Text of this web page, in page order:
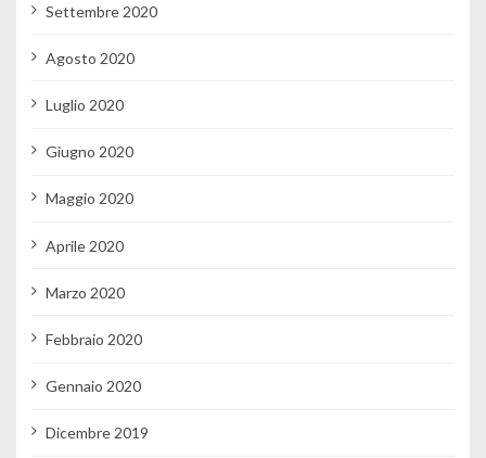
Settembre 2020
Agosto 2020
Luglio 2020
Giugno 2020
Maggio 2020
Aprile 2020
Marzo 2020
Febbraio 2020
Gennaio 2020
Dicembre 2019